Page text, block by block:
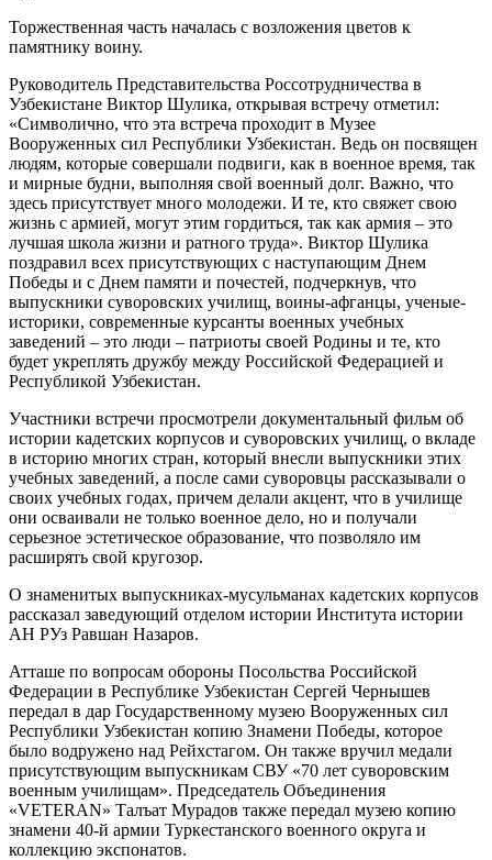
Торжественная часть началась с возложения цветов к
памятнику воину.
Руководитель Представительства Россотрудничества в
Узбекистане Виктор Шулика, открывая встречу отметил:
«Символично, что эта встреча проходит в Музее
Вооруженных сил Республики Узбекистан. Ведь он посвящен
людям, которые совершали подвиги, как в военное время, так
и мирные будни, выполняя свой военный долг. Важно, что
здесь присутствует много молодежи. И те, кто свяжет свою
жизнь с армией, могут этим гордиться, так как армия – это
лучшая школа жизни и ратного труда». Виктор Шулика
поздравил всех присутствующих с наступающим Днем
Победы и с Днем памяти и почестей, подчеркнув, что
выпускники суворовских училищ, воины-афганцы, ученые-
историки, современные курсанты военных учебных
заведений – это люди – патриоты своей Родины и те, кто
будет укреплять дружбу между Российской Федерацией и
Республикой Узбекистан.
Участники встречи просмотрели документальный фильм об
истории кадетских корпусов и суворовских училищ, о вкладе
в историю многих стран, который внесли выпускники этих
учебных заведений, а после сами суворовцы рассказывали о
своих учебных годах, причем делали акцент, что в училище
они осваивали не только военное дело, но и получали
серьезное эстетическое образование, что позволяло им
расширять свой кругозор.
О знаменитых выпускниках-мусульманах кадетских корпусов
рассказал заведующий отделом истории Института истории
АН РУз Равшан Назаров.
Атташе по вопросам обороны Посольства Российской
Федерации в Республике Узбекистан Сергей Чернышев
передал в дар Государственному музею Вооруженных сил
Республики Узбекистан копию Знамени Победы, которое
было водружено над Рейхстагом. Он также вручил медали
присутствующим выпускникам СВУ «70 лет суворовским
военным училищам». Председатель Объединения
«VETERAN» Талъат Мурадов также передал музею копию
знамени 40-й армии Туркестанского военного округа и
коллекцию экспонатов.